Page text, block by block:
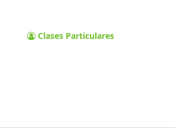
Clases Particulares